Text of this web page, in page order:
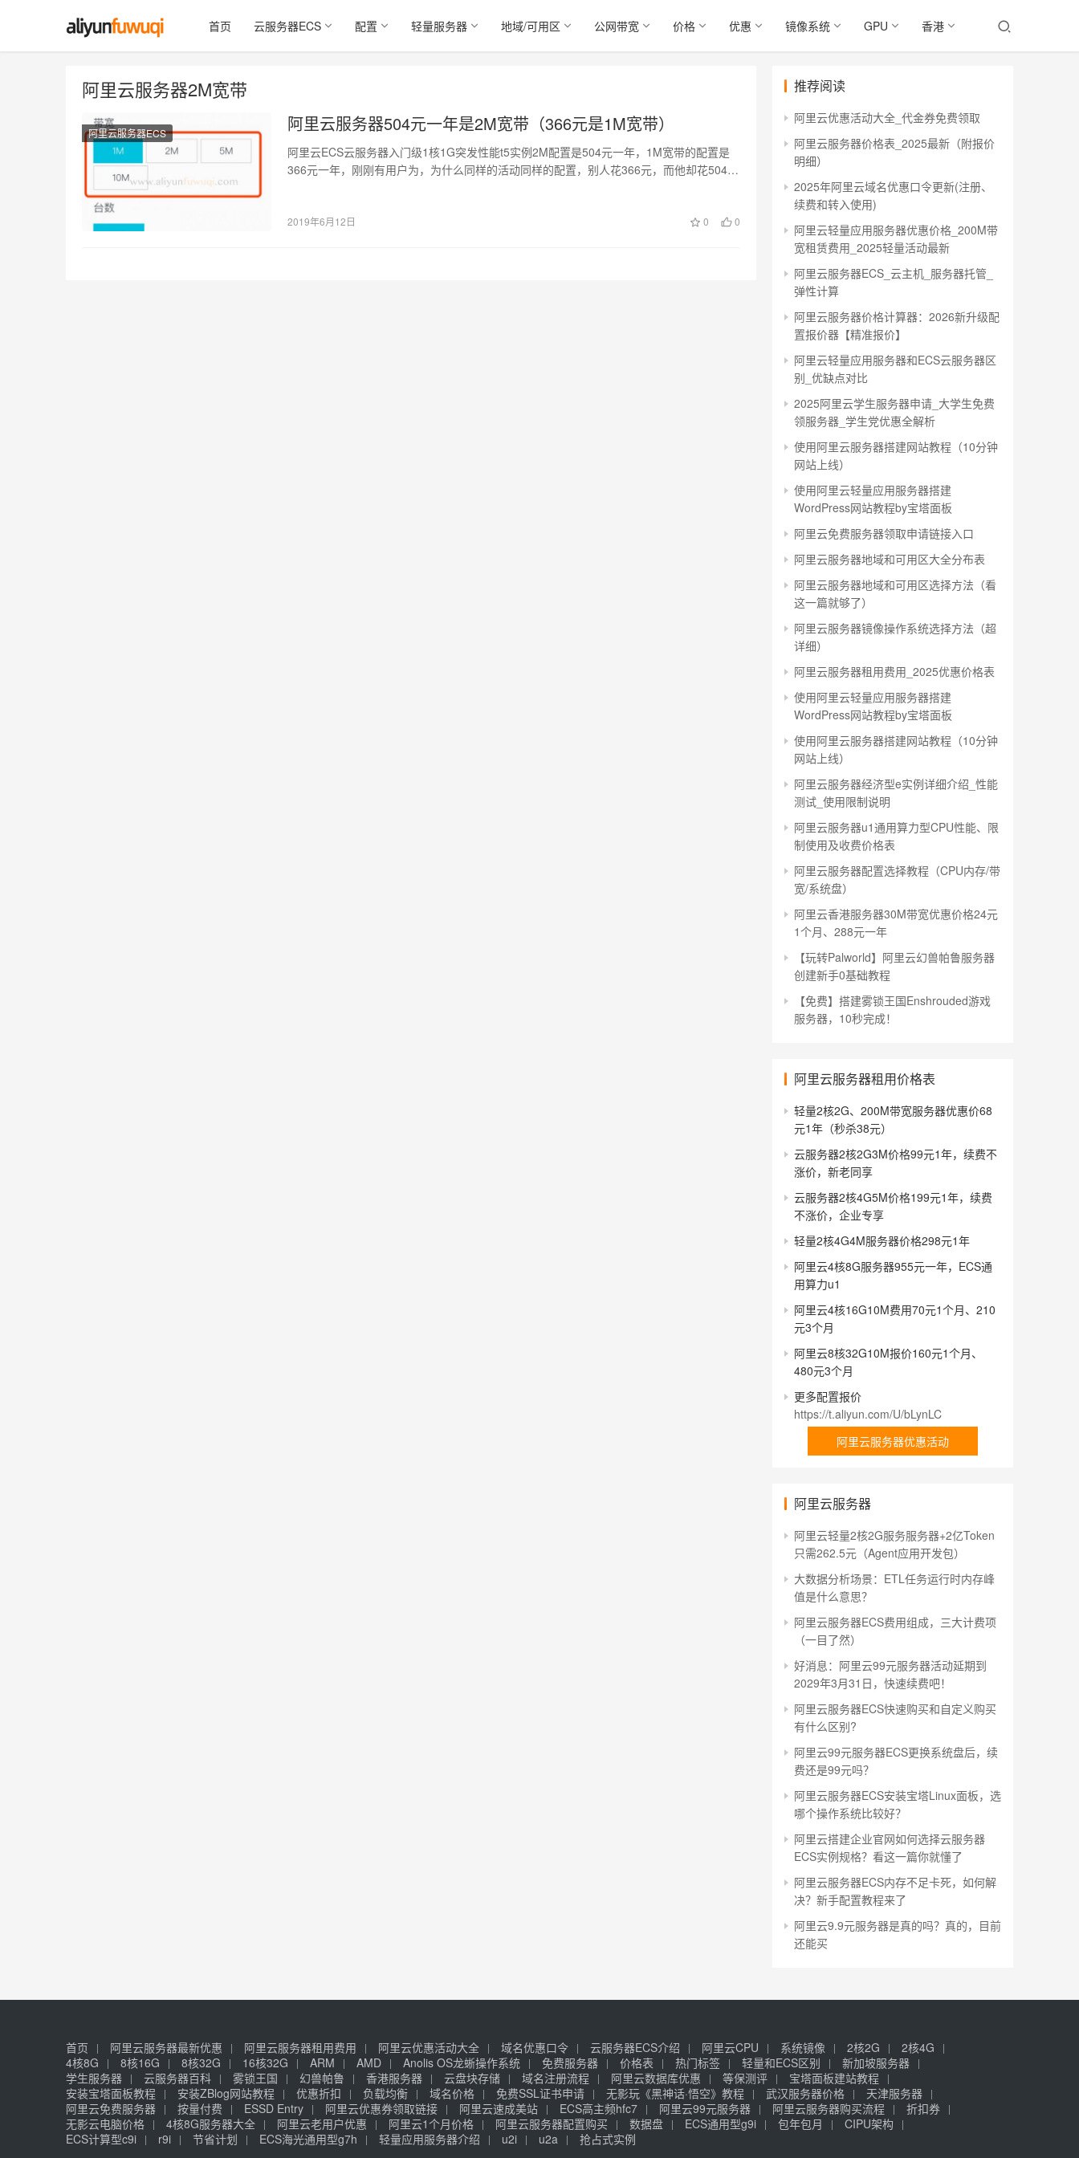
首页 云服务器ECS 配置 轻量服务器 地域/可用区 公网带宽 价格 优惠 镜像系统 GPU 香港
阿里云服务器2M宽带
阿里云服务器ECS 阿里云服务器504元一年是2M宽带（366元是1M宽带）
阿里云ECS云服务器入门级1核1G突发性能t5实例2M配置是504元一年，1M宽带的配置是
366元一年，刚刚有用户为，为什么同样的活动同样的配置，别人花366元，而他却花504
2019年6月12日 0 0
推荐阅读
阿里云优惠活动大全_代金券免费领取
阿里云服务器价格表_2025最新（附报价
明细）
2025年阿里云域名优惠口令更新(注册、
续费和转入使用)
阿里云轻量应用服务器优惠价格_200M带
宽租赁费用_2025轻量活动最新
阿里云服务器ECS_云主机_服务器托管_
弹性计算
阿里云服务器价格计算器：2026新升级配
置报价器【精准报价】
阿里云轻量应用服务器和ECS云服务器区
别_优缺点对比
2025阿里云学生服务器申请_大学生免费
领服务器_学生党优惠全解析
使用阿里云服务器搭建网站教程（10分钟
网站上线）
使用阿里云轻量应用服务器搭建
WordPress网站教程by宝塔面板
阿里云免费服务器领取申请链接入口
阿里云服务器地域和可用区大全分布表
阿里云服务器地域和可用区选择方法（看
这一篇就够了）
阿里云服务器镜像操作系统选择方法（超
详细）
阿里云服务器租用费用_2025优惠价格表
使用阿里云轻量应用服务器搭建
WordPress网站教程by宝塔面板
使用阿里云服务器搭建网站教程（10分钟
网站上线）
阿里云服务器经济型e实例详细介绍_性能
测试_使用限制说明
阿里云服务器u1通用算力型CPU性能、限
制使用及收费价格表
阿里云服务器配置选择教程（CPU内存/带
宽/系统盘）
阿里云香港服务器30M带宽优惠价格24元
1个月、288元一年
【玩转Palworld】阿里云幻兽帕鲁服务器
创建新手0基础教程
【免费】搭建雾锁王国Enshrouded游戏
服务器，10秒完成！
阿里云服务器租用价格表
轻量2核2G、200M带宽服务器优惠价68
元1年（秒杀38元）
云服务器2核2G3M价格99元1年，续费不
涨价，新老同享
云服务器2核4G5M价格199元1年，续费
不涨价，企业专享
轻量2核4G4M服务器价格298元1年
阿里云4核8G服务器955元一年，ECS通
用算力u1
阿里云4核16G10M费用70元1个月、210
元3个月
阿里云8核32G10M报价160元1个月、
480元3个月
更多配置报价
https://t.aliyun.com/U/bLynLC
阿里云服务器优惠活动
阿里云服务器
阿里云轻量2核2G服务服务器+2亿Token
只需262.5元（Agent应用开发包）
大数据分析场景：ETL任务运行时内存峰
值是什么意思？
阿里云服务器ECS费用组成，三大计费项
（一目了然）
好消息：阿里云99元服务器活动延期到
2029年3月31日，快速续费吧！
阿里云服务器ECS快速购买和自定义购买
有什么区别?
阿里云99元服务器ECS更换系统盘后，续
费还是99元吗？
阿里云服务器ECS安装宝塔Linux面板，选
哪个操作系统比较好？
阿里云搭建企业官网如何选择云服务器
ECS实例规格？看这一篇你就懂了
阿里云服务器ECS内存不足卡死，如何解
决？新手配置教程来了
阿里云9.9元服务器是真的吗？真的，目前
还能买
首页 阿里云服务器最新优惠 阿里云服务器租用费用 阿里云优惠活动大全 域名优惠口令 云服务器ECS介绍 阿里云CPU 系统镜像 2核2G
2核4G
4核8G
8核16G 8核32G 16核32G ARM AMD Anolis OS龙蜥操作系统 免费服务器 价格表 热门标签 轻量和ECS区别
新加坡服务器
学生服务器
云服务器百科 雾锁王国 幻兽帕鲁 香港服务器 云盘块存储 域名注册流程 阿里云数据库优惠 等保测评
宝塔面板建站教程
安装宝塔面板教程
安装ZBlog网站教程 优惠折扣 负载均衡 域名价格 免费SSL证书申请 无影玩《黑神话·悟空》教程 武汉服务器价格
天津服务器
阿里云免费服务器
按量付费 ESSD Entry 阿里云优惠券领取链接 阿里云速成美站 ECS高主频hfc7 阿里云99元服务器 阿里云服务器购买流程
折扣券
无影云电脑价格
4核8G服务器大全 阿里云老用户优惠 阿里云1个月价格 阿里云服务器配置购买 数据盘 ECS通用型g9i 包年包月
CIPU架构
ECS计算型c9i
r9i 节省计划 ECS海光通用型g7h 轻量应用服务器介绍 u2i u2a
抢占式实例